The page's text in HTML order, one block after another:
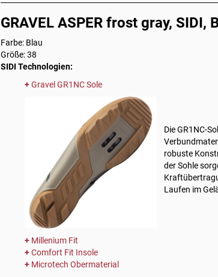
GRAVEL ASPER frost gray, SIDI,
Farbe: Blau
Größe: 38
SIDI Technologien:
Gravel GR1NC Sole
Die GR1NC-
robuste
der Sohle
Laufen im
Millenium Fit
Comfort Fit Insole
Microtech Obermaterial